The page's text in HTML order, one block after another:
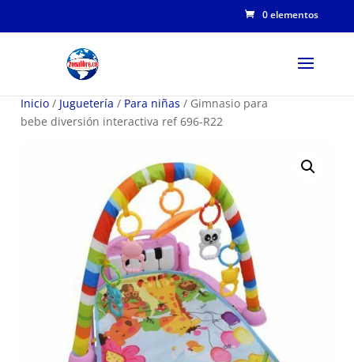
0 elementos
Inicio / Juguetería / Para niñas / Gimnasio para
bebe diversión interactiva ref 696-R22